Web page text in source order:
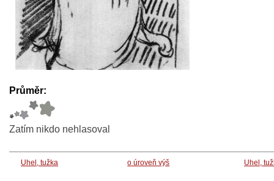
Průměr:
Zatím nikdo nehlasoval
Uhel, tužka o úroveň výš Uhel,